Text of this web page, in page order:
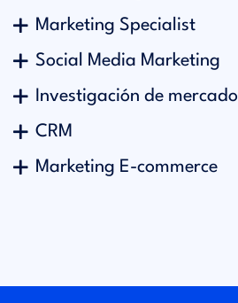
Marketing Specialist
Social Media Marketing
Investigación de mercado
CRM
Marketing E-commerce